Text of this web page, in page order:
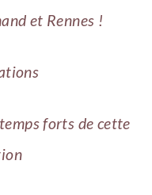
et Rennes !
forts de cette